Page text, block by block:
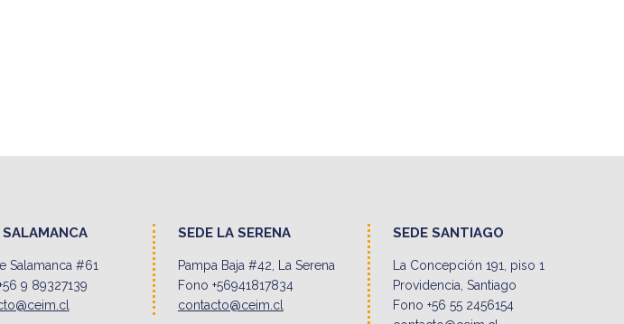
SALAMANCA
Salamanca #61
9 89327139
SEDE LA SERENA
Pampa Baja #42, La Serena
Fono +56941817834
contacto@ceim.cl
SEDE SANTIAGO
La Concepción 191, piso 1
Providencia, Santiago
Fono +56 55 2456154